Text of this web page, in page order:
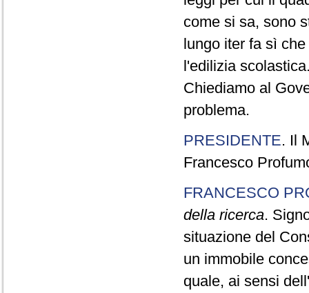
come si sa, sono
lungo iter fa sì
l'edilizia
Chiediamo al
problema.
PRESIDENTE. Il
Francesco
FRANCESCO
della ricerca.
situazione del
un immobile
quale, ai sensi